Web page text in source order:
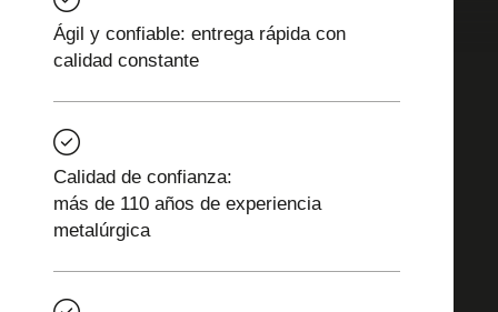
Ágil y confiable: entrega rápida con
calidad constante
Calidad de confianza:
más de 110 años de experiencia
metalúrgica